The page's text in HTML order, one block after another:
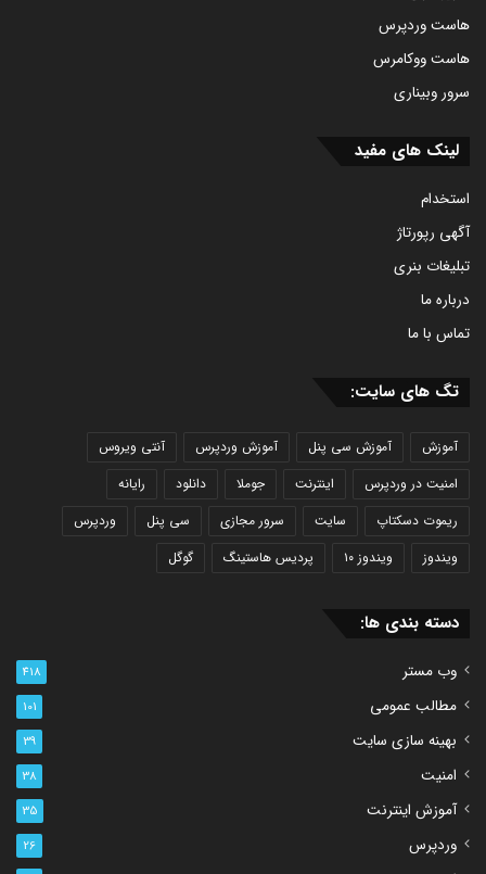
هاست وردپرس
هاست ووکامرس
سرور وبیناری
لینک های مفید
استخدام
آگهی رپورتاژ
تبلیغات بنری
درباره ما
تماس با ما
تگ های سایت:
آموزش آموزش سی پنل آموزش وردپرس
آنتی ویروس
امنیت در وردپرس
اینترنت جوملا دانلود
رایانه
ریموت دسکتاپ
سایت سرور مجازی سی پنل
وردپرس
ویندوز
ویندوز ۱۰ پردیس هاستینگ گوگل
دسته بندی ها:
وب مستر 418
مطالب عمومی 101
بهینه سازی سایت 39
امنیت 38
آموزش اینترنت 35
وردپرس 26